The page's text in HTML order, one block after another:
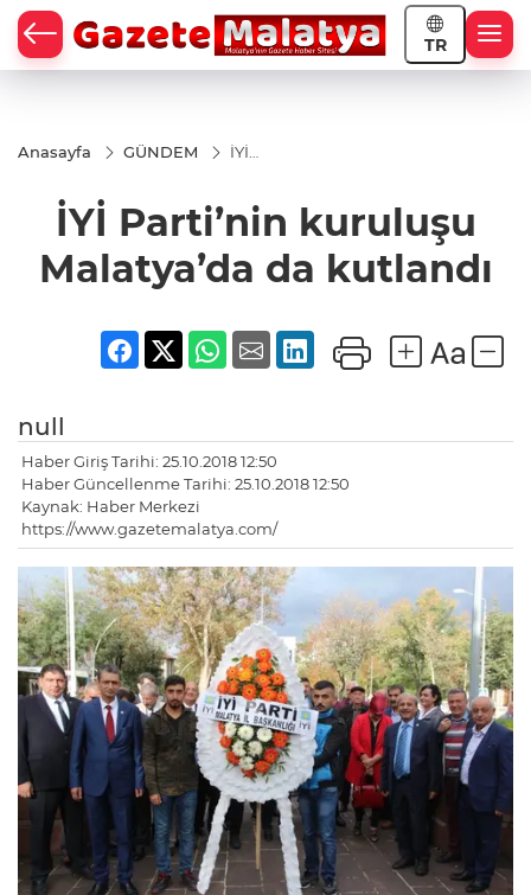
TR
Anasayfa GÜNDEM
İYİ
Malatya’da
da
İYİ Parti’nin kuruluşu
Malatya’da da kutlandı
null
Haber Giriş Tarihi: 25.10.2018 12:50
Haber Güncellenme Tarihi: 25.10.2018 12:50
Kaynak: Haber Merkezi
https://www.gazetemalatya.com/